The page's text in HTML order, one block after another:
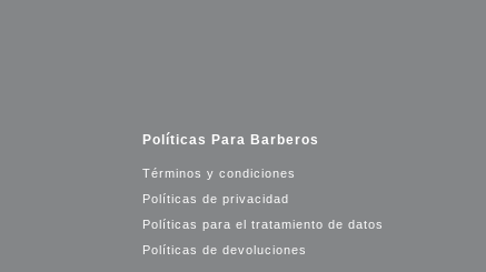
Políticas Para Barberos
Términos y condiciones
Políticas de privacidad
Políticas para el tratamiento de datos
Políticas de devoluciones